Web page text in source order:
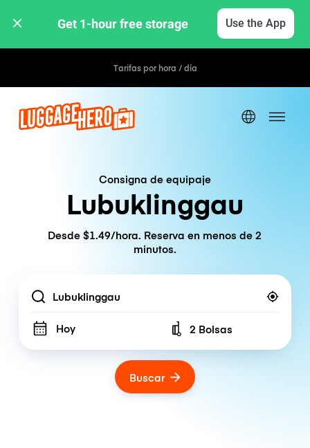
Get 1-hour free storage Use the App
Tarifas por hora / día
Consigna de equipaje
Lubuklinggau
Desde $1.49/hora. Reserva en menos de 2
minutos.
Location
Hoy Number of bags
2 Bolsas
Buscar